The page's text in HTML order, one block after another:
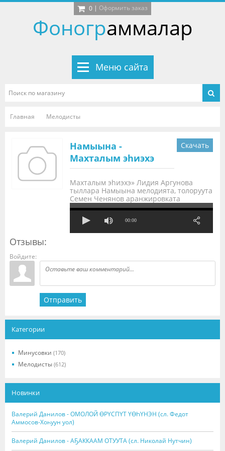
0 | Оформить заказ
Фонограммалар
Меню сайта
Главная Мелодисты
Намыына -
Махталым эhиэхэ
Скачать
Махталым эhиэхэ» Лидия Аргунова
тыллара Намыына мелодията, толоруута
Семен Ченянов аранжировката
00:00
Отзывы:
Войдите:
Отправить
Категории
Минусовки (170)
Мелодисты (612)
Новинки
Валерий Данилов - ОМОЛОЙ ӨРҮСПҮТ ҮӨҺҮНЭН (сл. Федот
Аммосов-Хоһуун уол)
Валерий Данилов - АҔАККААМ ОТУУТА (сл. Николай Нутчин)